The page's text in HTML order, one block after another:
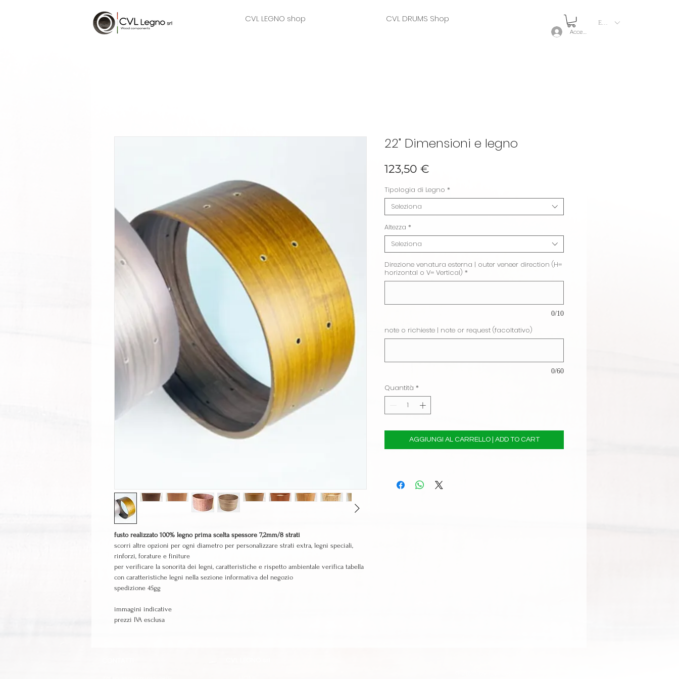
Accedi
EUR (€)
CVL LEGNO shop CVL DRUMS Shop
fusto realizzato 100% legno prima scelta spessore 7,2mm/8 strati
scorri altre opzioni per ogni diametro per personalizzare strati extra, legni speciali,
rinforzi, forature e finiture
per verificare la sonorità dei legni, caratteristiche e rispetto ambientale verifica tabella
con caratteristiche legni nella sezione informativa del negozio
spedizione 45gg
immagini indicative
prezzi IVA esclusa
22" Dimensioni e legno
123,50 €
Tipologia di Legno *
Seleziona
Altezza *
Seleziona
Direzione venatura esterna | outer veneer direction (H=
horizontal o V= Vertical) *
0/10
note o richieste | note or request (facoltativo)
0/60
Quantità *
AGGIUNGI AL CARRELLO | ADD TO CART